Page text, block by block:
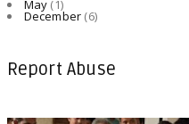
May (1)
December (6)
Report Abuse